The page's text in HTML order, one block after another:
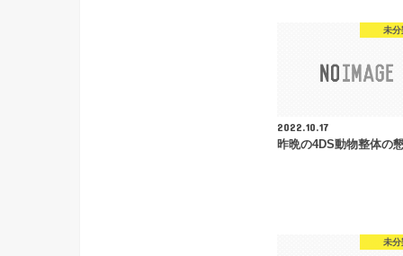
未分
2022.10.17
昨晩の4DS動物整体の
未分